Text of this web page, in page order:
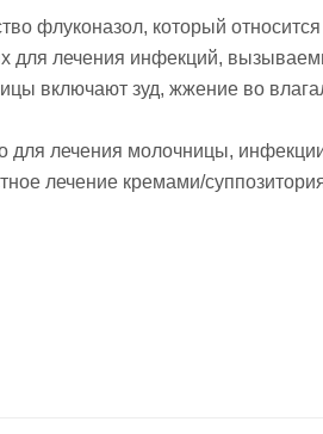
флуконазол, который относится
для лечения инфекций,
включают зуд, жжение во
для лечения молочницы,
лечение кремами/